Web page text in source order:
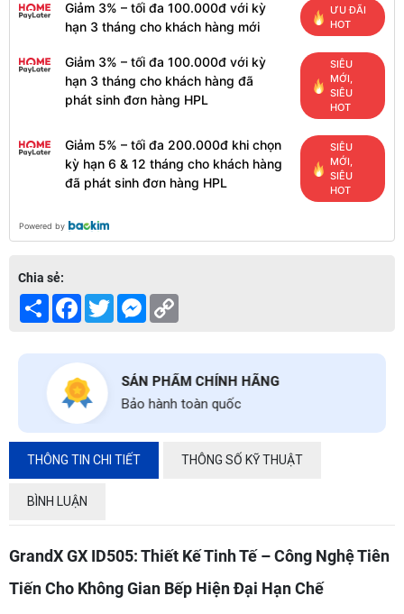
Giảm 3% – tối đa 100.000đ với kỳ
hạn 3 tháng cho khách hàng mới
ƯU ĐÃI
HOT
Giảm 3% – tối đa 100.000đ với kỳ
hạn 3 tháng cho khách hàng đã
phát sinh đơn hàng HPL
SIÊU
MỚI,
SIÊU
HOT
Giảm 5% – tối đa 200.000đ khi chọn
kỳ hạn 6 & 12 tháng cho khách hàng
đã phát sinh đơn hàng HPL
SIÊU
MỚI,
SIÊU
HOT
Powered by
Chia sẻ:
Share Facebook
TwitterMessenger
SẢN PHẨM CHÍNH HÃNG
Bảo hành toàn quốc
THÔNG TIN CHI TIẾT THÔNG SỐ KỸ THUẬT
BÌNH LUẬN
GrandX GX ID505: Thiết Kế Tinh Tế – Công Nghệ Tiên
Tiến Cho Không Gian Bếp Hiện Đại Hạn Chế